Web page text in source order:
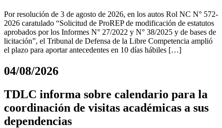
Por resolución de 3 de agosto de 2026, en los autos Rol NC N° 572-
2026 caratulado “Solicitud de ProREP de modificación de estatutos
aprobados por los Informes N° 27/2022 y N° 38/2025 y de bases de
licitación”, el Tribunal de Defensa de la Libre Competencia amplió
el plazo para aportar antecedentes en 10 días hábiles […]
04/08/2026
TDLC informa sobre calendario para la
coordinación de visitas académicas a sus
dependencias